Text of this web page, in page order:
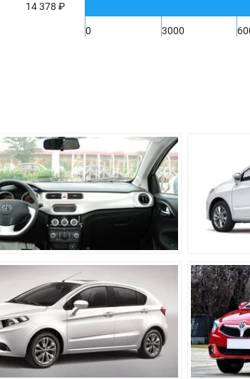
6-ти ступенчатая,
Передний
Независимая пружинная, тип
С торсионной балкой
Барабанные
14 378 ₽
0 3000